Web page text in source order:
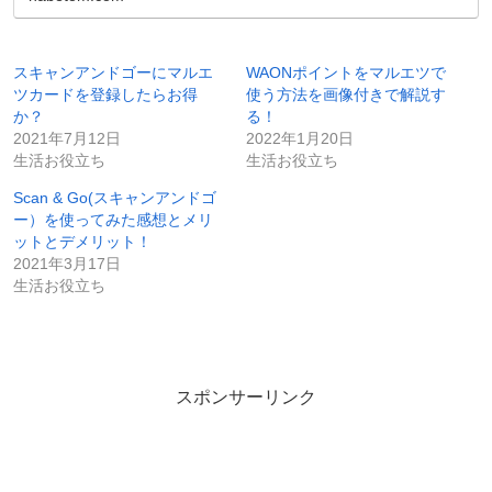
スキャンアンドゴーにマルエ
ツカードを登録したらお得
か？
2021年7月12日
生活お役立ち
WAONポイントをマルエツで
使う方法を画像付きで解説す
る！
2022年1月20日
生活お役立ち
Scan & Go(スキャンアンドゴ
ー）を使ってみた感想とメリ
ットとデメリット！
2021年3月17日
生活お役立ち
スポンサーリンク